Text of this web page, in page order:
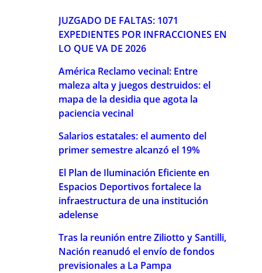
JUZGADO DE FALTAS: 1071
EXPEDIENTES POR INFRACCIONES EN
LO QUE VA DE 2026
América Reclamo vecinal: Entre
maleza alta y juegos destruidos: el
mapa de la desidia que agota la
paciencia vecinal
Salarios estatales: el aumento del
primer semestre alcanzó el 19%
El Plan de Iluminación Eficiente en
Espacios Deportivos fortalece la
infraestructura de una institución
adelense
Tras la reunión entre Ziliotto y Santilli,
Nación reanudó el envío de fondos
previsionales a La Pampa